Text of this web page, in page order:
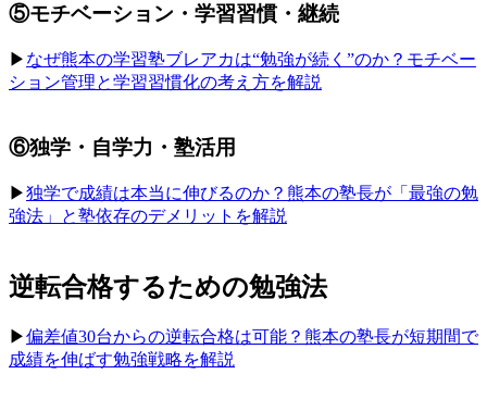
⑤モチベーション・学習習慣・継続
▶︎ なぜ熊本の学習塾ブレアカは“勉強が続く”のか？モチベー
ション管理と学習習慣化の考え方を解説
⑥独学・自学力・塾活用
▶︎独学で成績は本当に伸びるのか？熊本の塾長が「最強の勉
強法」と塾依存のデメリットを解説
逆転合格するための勉強法
▶︎偏差値30台からの逆転合格は可能？熊本の塾長が短期間で
成績を伸ばす勉強戦略を解説